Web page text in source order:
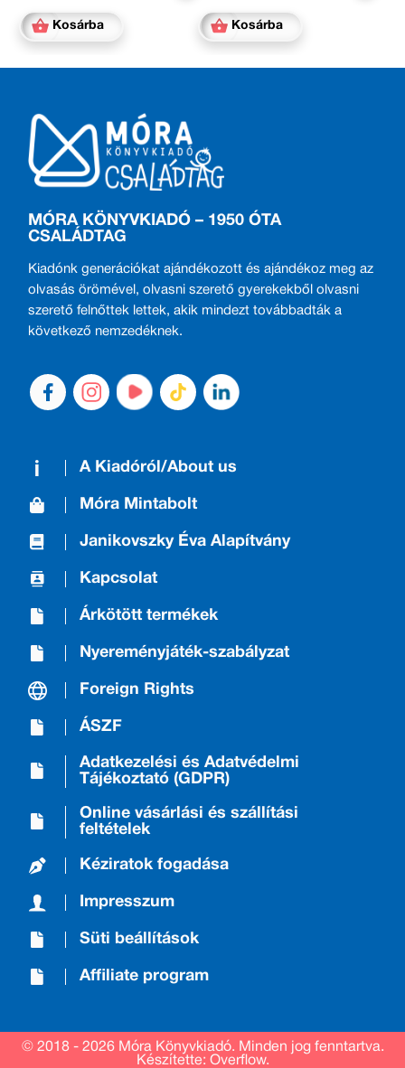
Kosárba Kosárba
MÓRA KÖNYVKIADÓ – 1950 ÓTA
CSALÁDTAG
Kiadónk generációkat ajándékozott és ajándékoz meg az
olvasás örömével, olvasni szerető gyerekekből olvasni
szerető felnőttek lettek, akik mindezt továbbadták a
következő nemzedéknek.
A Kiadóról/About us
Móra Mintabolt
Janikovszky Éva Alapítvány
Kapcsolat
Árkötött termékek
Nyereményjáték-szabályzat
Foreign Rights
ÁSZF
Adatkezelési és Adatvédelmi
Tájékoztató (GDPR)
Online vásárlási és szállítási
feltételek
Kéziratok fogadása
Impresszum
Süti beállítások
Affiliate program
© 2018 - 2026 Móra Könyvkiadó. Minden jog fenntartva.
Készítette: Overflow.